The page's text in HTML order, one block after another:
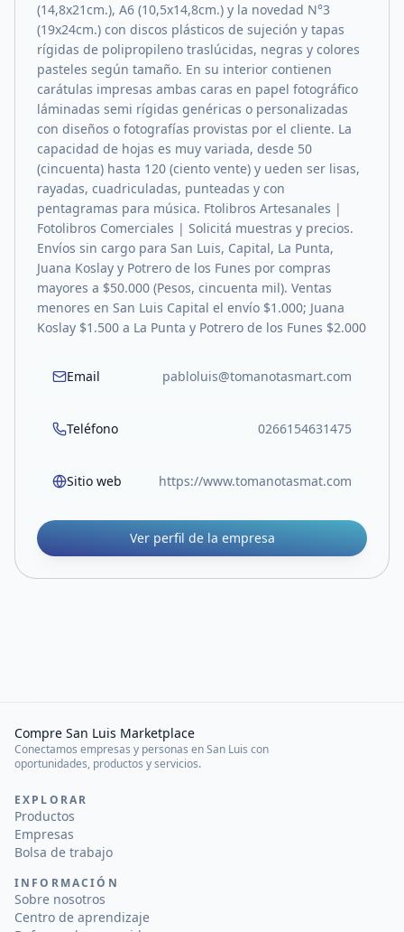
(14,8x21cm.), A6 (10,5x14,8cm.) y la novedad N°3
(19x24cm.) con discos plásticos de sujeción y tapas
rígidas de polipropileno traslúcidas, negras y colores
pasteles según tamaño. En su interior contienen
carátulas impresas ambas caras en papel fotográfico
láminadas semi rígidas genéricas o personalizadas
con diseños o fotografías provistas por el cliente. La
capacidad de hojas es muy variada, desde 50
(cincuenta) hasta 120 (ciento vente) y ueden ser lisas,
rayadas, cuadriculadas, punteadas y con
pentagramas para música. Ftolibros Artesanales |
Fotolibros Comerciales | Solicitá muestras y precios.
Envíos sin cargo para San Luis, Capital, La Punta,
Juana Koslay y Potrero de los Funes por compras
mayores a $50.000 (Pesos, cincuenta mil). Ventas
menores en San Luis Capital el envío $1.000; Juana
Koslay $1.500 a La Punta y Potrero de los Funes $2.000
Email pabloluis@tomanotasmart.com
Teléfono 0266154631475
Sitio web https://www.tomanotasmat.com
Ver perfil de la empresa
Compre San Luis Marketplace
Conectamos empresas y personas en San Luis con
oportunidades, productos y servicios.
EXPLORAR
Productos
Empresas
Bolsa de trabajo
INFORMACIÓN
Sobre nosotros
Centro de aprendizaje